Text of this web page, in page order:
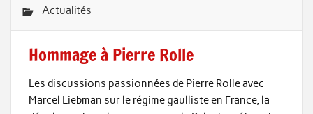
Actualités
Hommage à Pierre Rolle
Les discussions passionnées de Pierre Rolle avec
Marcel Liebman sur le régime gaulliste en France, la